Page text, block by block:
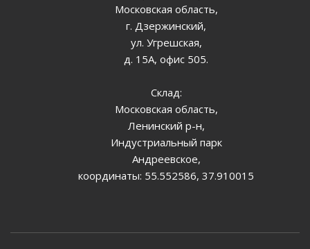
Московская область,
г. Дзержинский,
ул. Угрешская,
д. 15А, офис 505.
Склад:
Московская область,
Ленинский р-н,
Индустриальный парк
Андреевское,
координаты: 55.552586, 37.910015